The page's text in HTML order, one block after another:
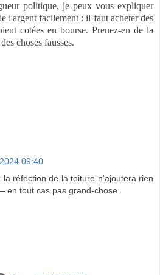
politique, je peux vous expliquer
l'argent facilement : il faut acheter des
cotées en bourse. Prenez-en de la
choses fausses.
09:40
la réfection de la toiture n'ajoutera rien
en tout cas pas grand-chose.